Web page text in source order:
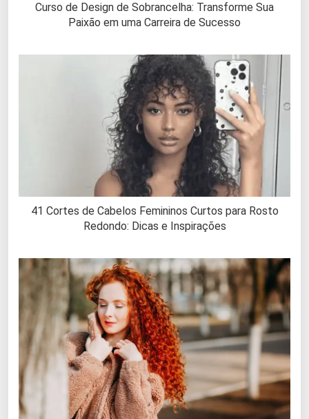
Curso de Design de Sobrancelha: Transforme Sua
Paixão em uma Carreira de Sucesso
41 Cortes de Cabelos Femininos Curtos para Rosto
Redondo: Dicas e Inspirações